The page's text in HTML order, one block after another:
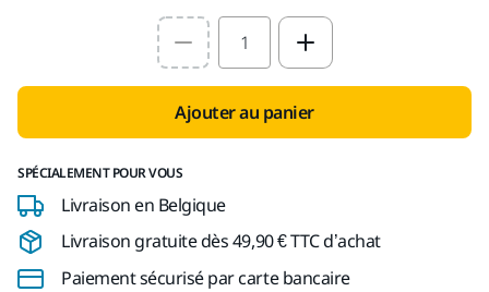
Select quantity value
Ajouter au panier
SPÉCIALEMENT POUR VOUS
Livraison en Belgique
Livraison gratuite dès 49,90 € TTC d’achat
Paiement sécurisé par carte bancaire